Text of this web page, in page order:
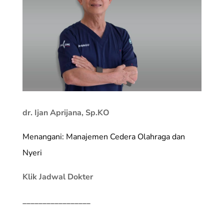
dr. Ijan Aprijana, Sp.KO
Menangani: Manajemen Cedera Olahraga dan
Nyeri
Klik Jadwal Dokter
_________________